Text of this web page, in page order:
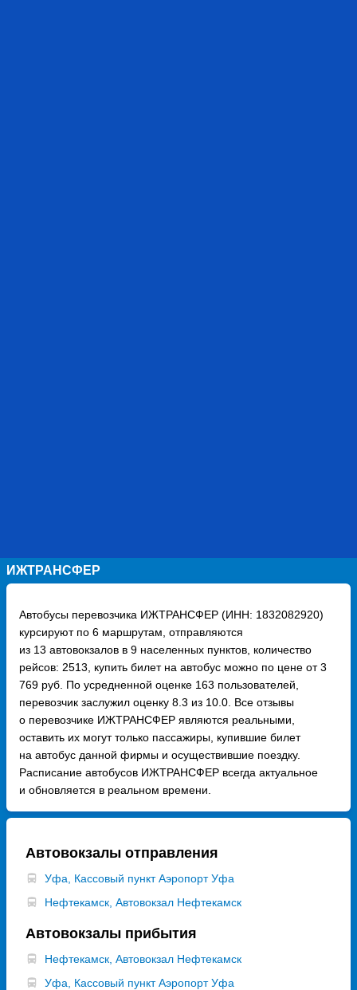
ИЖТРАНСФЕР
Автобусы перевозчика ИЖТРАНСФЕР (ИНН: 1832082920)
курсируют по 6 маршрутам, отправляются
из 13 автовокзалов в 9 населенных пунктов, количество
рейсов: 2513, купить билет на автобус можно по цене от 3
769 руб. По усредненной оценке 163 пользователей,
перевозчик заслужил оценку 8.3 из 10.0. Все отзывы
о перевозчике ИЖТРАНСФЕР являются реальными,
оставить их могут только пассажиры, купившие билет
на автобус данной фирмы и осуществившие поездку.
Расписание автобусов ИЖТРАНСФЕР всегда актуальное
и обновляется в реальном времени.
Автовокзалы отправления
Уфа, Кассовый пункт Аэропорт Уфа
Нефтекамск, Автовокзал Нефтекамск
Автовокзалы прибытия
Нефтекамск, Автовокзал Нефтекамск
Уфа, Кассовый пункт Аэропорт Уфа